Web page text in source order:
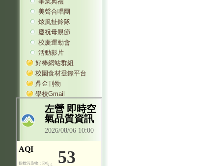
美聲合唱團
炫風扯鈴隊
慶祝母親節
校慶運動會
活動影片
好棒網站群組
校園食材登錄平台
鼎金刊物
學校Gmail